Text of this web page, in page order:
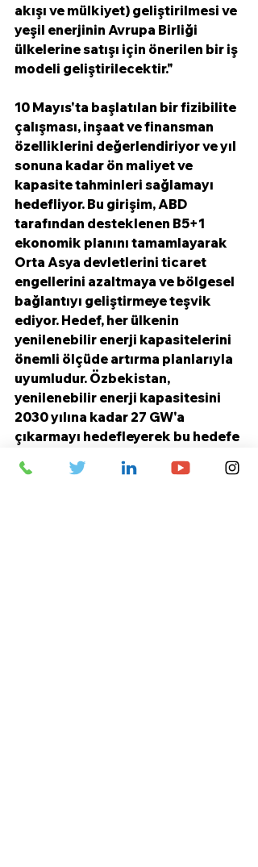
akışı ve mülkiyet) geliştirilmesi ve
yeşil enerjinin Avrupa Birliği
ülkelerine satışı için önerilen bir iş
modeli geliştirilecektir."
10 Mayıs'ta başlatılan bir fizibilite
çalışması, inşaat ve finansman
özelliklerini değerlendiriyor ve yıl
sonuna kadar ön maliyet ve
kapasite tahminleri sağlamayı
hedefliyor. Bu girişim, ABD
tarafından desteklenen B5+1
ekonomik planını tamamlayarak
Orta Asya devletlerini ticaret
engellerini azaltmaya ve bölgesel
bağlantıyı geliştirmeye teşvik
ediyor. Hedef, her ülkenin
yenilenebilir enerji kapasitelerini
önemli ölçüde artırma planlarıyla
uyumludur. Özbekistan,
yenilenebilir enerji kapasitesini
2030 yılına kadar 27 GW'a
çıkarmayı hedefleyerek bu hedefe
yenilenebilir üretimi artırmaya